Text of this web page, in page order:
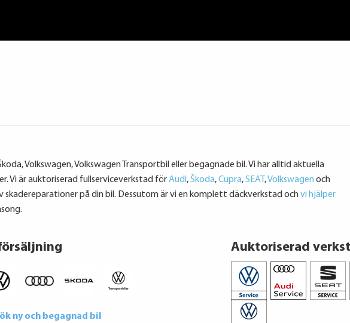
Volkswagen, Volkswagen Transportbil eller begagnade bil. Vi har alltid aktuella
Vi är auktoriserad fullserviceverkstad förAudi,Škoda,Cupra,SEAT,Volkswagen och
skadereparationer på din bil. Dessutom är vi en komplett däckverkstad ochvi hjälper
ny och begagnad bil
Auktoriserad